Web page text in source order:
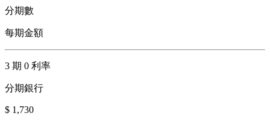
分期數
每期金額
3 期 0 利率
分期銀行
$ 1,730